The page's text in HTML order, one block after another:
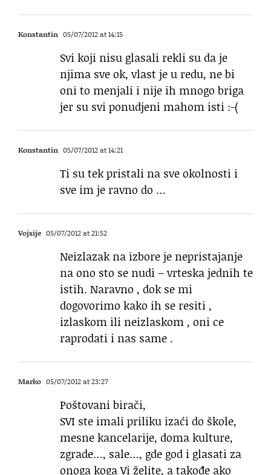
Konstantin 05/07/2012 at 14:15
Svi koji nisu glasali rekli su da je
njima sve ok, vlast je u redu, ne bi
oni to menjali i nije ih mnogo briga
jer su svi ponudjeni mahom isti :-(
Konstantin 05/07/2012 at 14:21
Ti su tek pristali na sve okolnosti i
sve im je ravno do …
Vojsije 05/07/2012 at 21:52
Neizlazak na izbore je nepristajanje
na ono sto se nudi – vrteska jednih te
istih. Naravno , dok se mi
dogovorimo kako ih se resiti ,
izlaskom ili neizlaskom , oni ce
raprodati i nas same .
Marko 05/07/2012 at 23:27
Poštovani birači,
SVI ste imali priliku izaći do škole,
mesne kancelarije, doma kulture,
zgrade…, sale…, gde god i glasati za
onoga koga Vi želite, a takođe ako